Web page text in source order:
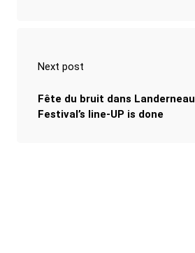
Next post
Fête du bruit dans Landerneau
Festival’s line-UP is done